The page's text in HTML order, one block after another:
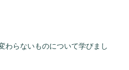
わらないものについて学びまし